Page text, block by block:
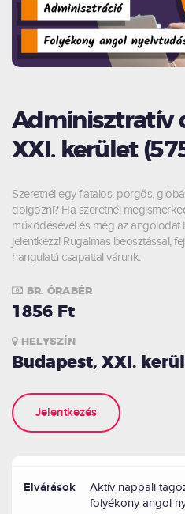
Adminisztratív
XXI. kerület
Szeretnél egy fiatalos, pörgős,
dolgozni? Ha szeretnél
működésével és még az angolodat
jelentkezz! Rugalmas beosztással,
hangulatú csapattal várunk.
BR. ÓRABÉR
1856 Ft
HELYSZÍN
Budapest, XXI.
Jelentkezés
Elvárások
Aktív nappali
folyékony angol